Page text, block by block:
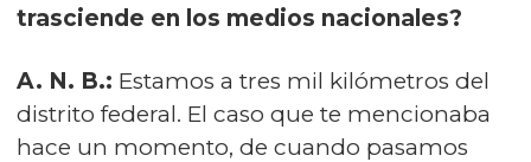
trasciende en los medios nacionales?
A. N. B.: Estamos a tres mil kilómetros del
distrito federal. El caso que te mencionaba
hace un momento, de cuando pasamos